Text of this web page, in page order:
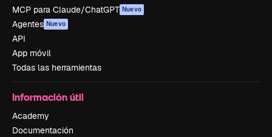
MCP para Claude/ChatGPT Nuevo
Agentes Nuevo
API
App móvil
Todas las herramientas
Información útil
Academy
Documentación